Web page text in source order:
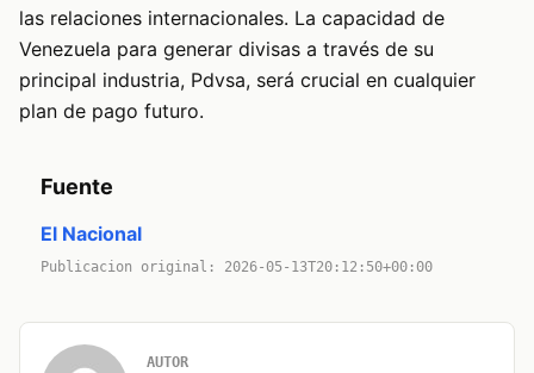
las relaciones internacionales. La capacidad de
Venezuela para generar divisas a través de su
principal industria, Pdvsa, será crucial en cualquier
plan de pago futuro.
Fuente
El Nacional
Publicacion original: 2026-05-13T20:12:50+00:00
AUTOR